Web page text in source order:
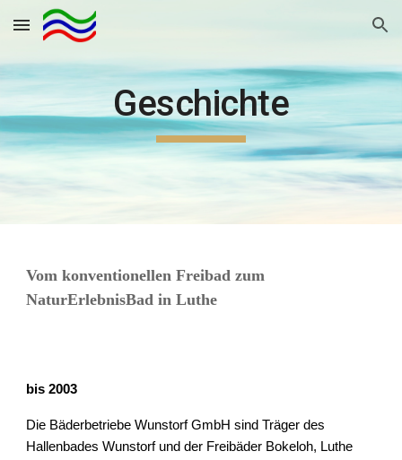
Skip to main content Skip to navigation
Geschichte
Vom konventionellen Freibad zum
NaturErlebnisBad in Luthe
bis 2003
Die Bäderbetriebe Wunstorf GmbH sind Träger des
Hallenbades Wunstorf und der Freibäder Bokeloh, Luthe